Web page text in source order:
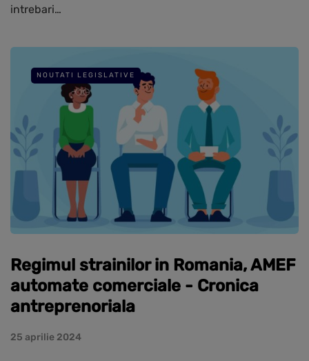
intrebari…
NOUTATI LEGISLATIVE
Regimul strainilor in Romania, AMEF
automate comerciale - Cronica
antreprenoriala
25 aprilie 2024